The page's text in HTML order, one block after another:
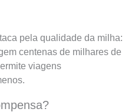
pela qualidade da milha:
centenas de milhares de
viagens